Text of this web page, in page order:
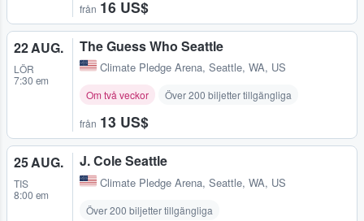
från 16 US$
22 AUG.
LÖR
7:30 em
The Guess Who Seattle
Climate Pledge Arena, Seattle, WA, US
Om två veckor Över 200 biljetter tillgängliga
från 13 US$
25 AUG.
TIS
8:00 em
J. Cole Seattle
Climate Pledge Arena, Seattle, WA, US
Över 200 biljetter tillgängliga